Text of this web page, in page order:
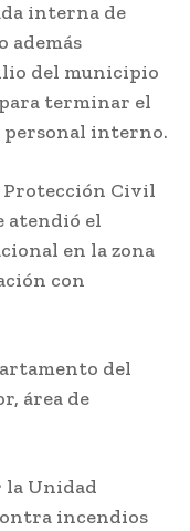
interna de
además
del municipio
terminar el
personal interno.
Protección Civil
atendió el
en la zona
con
del
área de
Unidad
incendios